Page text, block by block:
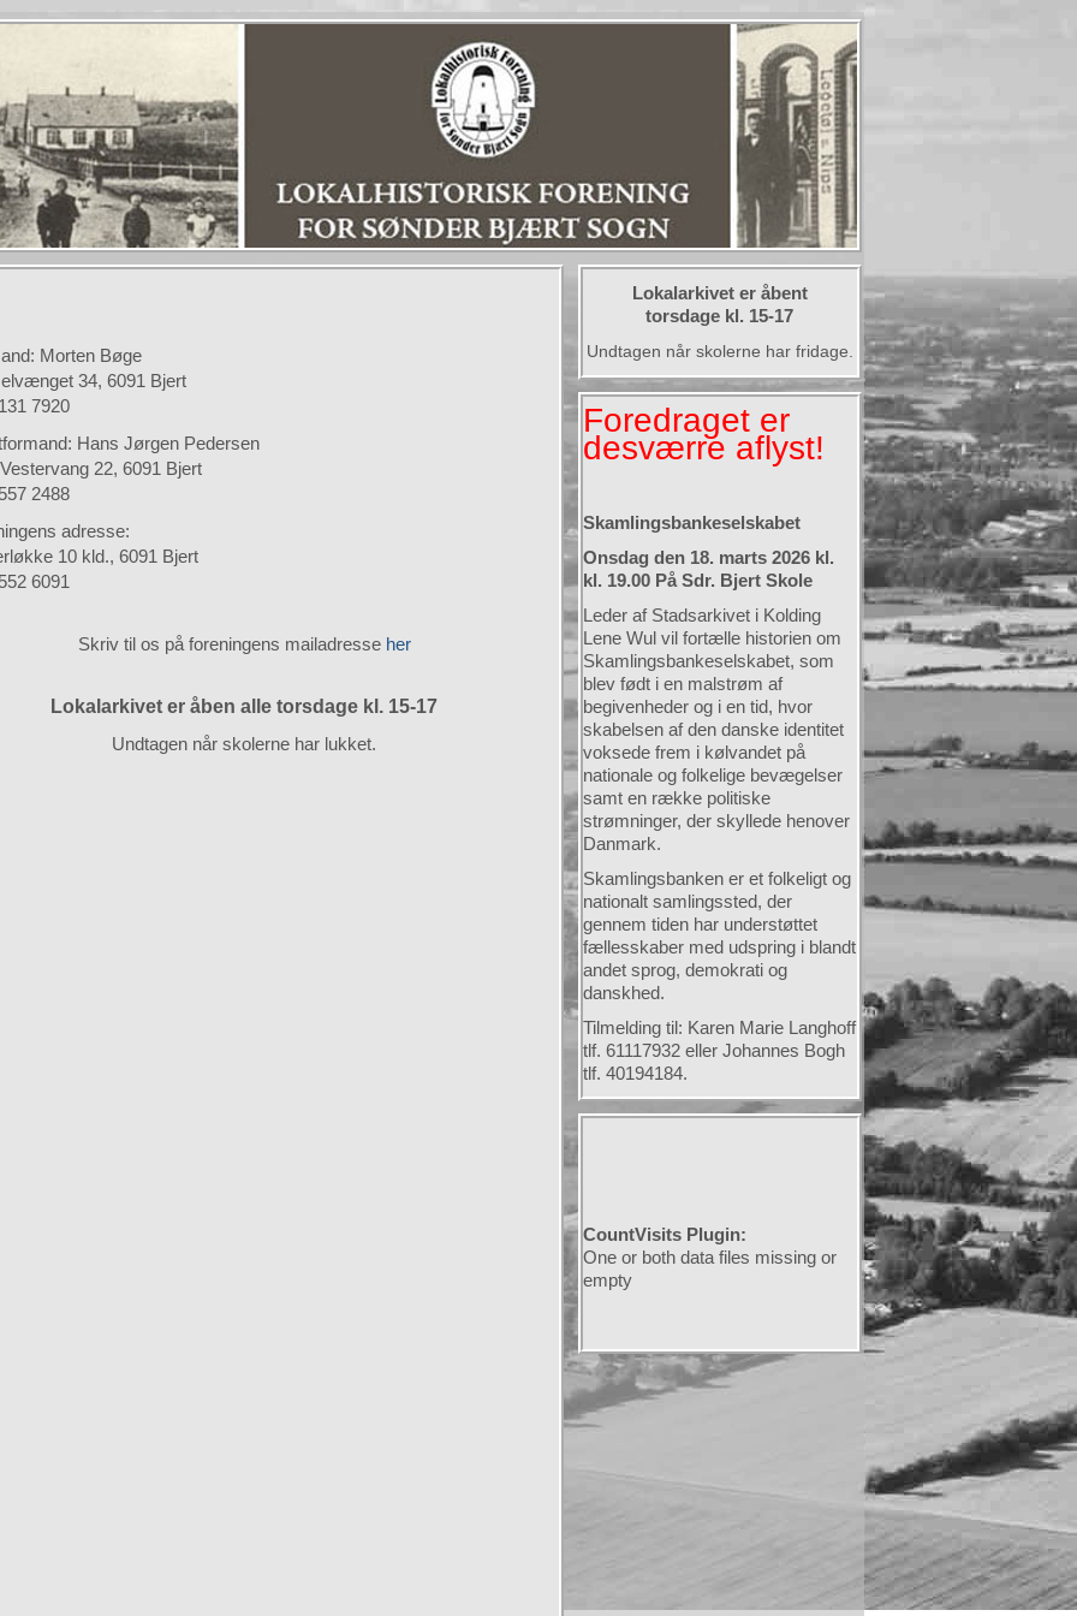
Morten Bøge
34, 6091 Bjert
7920
Hans Jørgen Pedersen
22, 6091 Bjert
2488
adresse:
10 kld., 6091 Bjert
6091
Skriv til os på foreningens mailadresse her
Lokalarkivet er åben alle torsdage kl. 15-17
Undtagen når skolerne har lukket.
Lokalarkivet er åbent
torsdage kl. 15-17
Undtagen når skolerne har fridage.
Foredraget er
desværre aflyst!
Skamlingsbankeselskabet
Onsdag den 18. marts 2026 kl.
kl. 19.00 På Sdr. Bjert Skole
Leder af Stadsarkivet i Kolding
Lene Wul vil fortælle historien om
Skamlingsbankeselskabet, som
blev født i en malstrøm af
begivenheder og i en tid, hvor
skabelsen af den danske identitet
voksede frem i kølvandet på
nationale og folkelige bevægelser
samt en række politiske
strømninger, der skyllede henover
Danmark.
Skamlingsbanken er et folkeligt og
nationalt samlingssted, der
gennem tiden har understøttet
fællesskaber med udspring i blandt
andet sprog, demokrati og
danskhed.
Tilmelding til: Karen Marie Langhoff
tlf. 61117932 eller Johannes Bogh
tlf. 40194184.
CountVisits Plugin:
One or both data files missing or
empty